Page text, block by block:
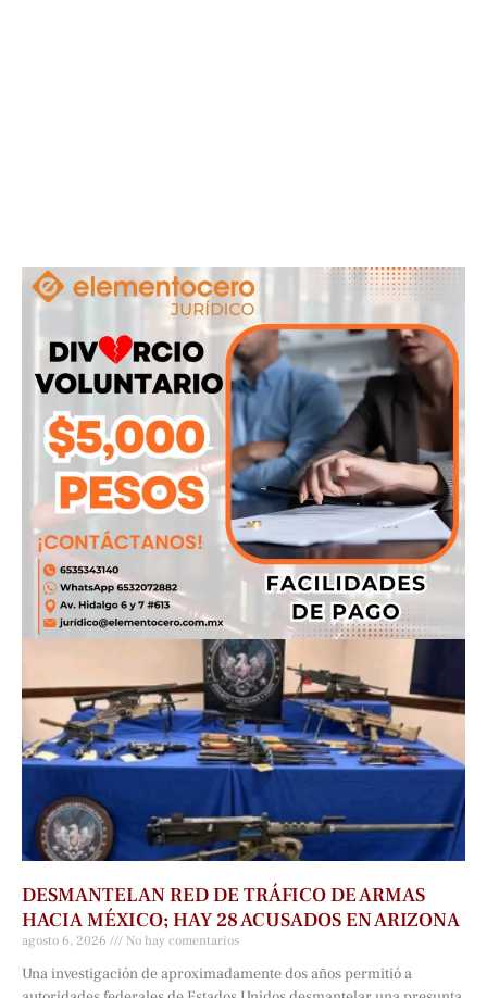
DESMANTELAN RED DE TRÁFICO DE ARMAS
HACIA MÉXICO; HAY 28 ACUSADOS EN ARIZONA
agosto 6, 2026 No hay comentarios
Una investigación de aproximadamente dos años permitió a